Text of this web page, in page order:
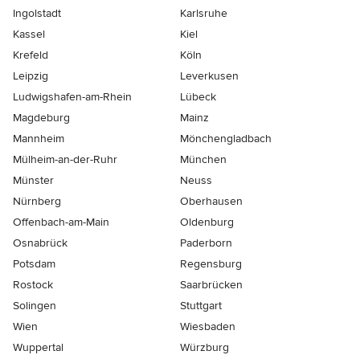
Ingolstadt
Karlsruhe
Kassel
Kiel
Krefeld
Köln
Leipzig
Leverkusen
Ludwigshafen-am-Rhein
Lübeck
Magdeburg
Mainz
Mannheim
Mönchen­gladbach
Mülheim-an-der-Ruhr
München
Münster
Neuss
Nürnberg
Oberhausen
Offenbach-am-Main
Oldenburg
Osnabrück
Paderborn
Potsdam
Regensburg
Rostock
Saarbrücken
Solingen
Stuttgart
Wien
Wiesbaden
Wuppertal
Würzburg